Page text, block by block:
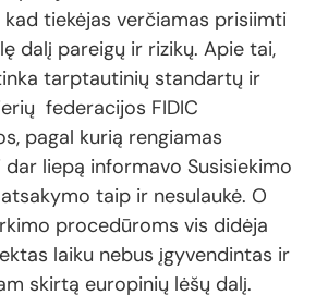
kad tiekėjas verčiamas prisiimti
dalį pareigų ir rizikų. Apie tai,
tarptautinių standartų ir
federacijos FIDIC
pagal kurią rengiamas
dar liepą informavo Susisiekimo
taip ir nesulaukė. O
procedūroms vis didėja
laiku nebus įgyvendintas ir
skirtą europinių lėšų dalį.